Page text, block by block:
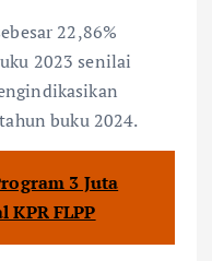
22,86%
2023 senilai
buku 2024.
3 Juta
KPR FLPP